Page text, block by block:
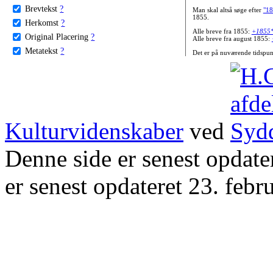
Brevtekst ?
Herkomst ?
Original Placering ?
Metatekst ?
Man skal altså søge efter
1855.
Alle breve fra 1855:
Alle breve fra august 1855:
Det er på nuværende
Kulturvidenskaber ved
Denne side er senest
er senest opdateret 23.